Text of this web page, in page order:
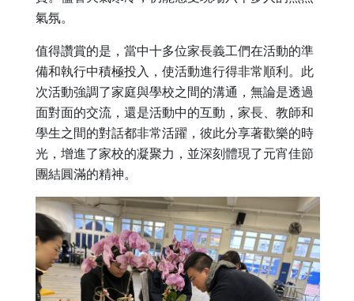
氣氛。
值得讚賞的是，當中十多位家長義工們在活動的準
備和執行中積極投入，使活動進行得非常順利。此
次活動強調了家庭與學校之間的溝通，無論是透過
面對面的交流，還是活動中的互動，家長、教師和
學生之間的對話都非常活躍，彼此分享著歡樂的時
光，增進了家校的凝聚力，並深刻體現了元宵佳節
團結圓滿的精神。